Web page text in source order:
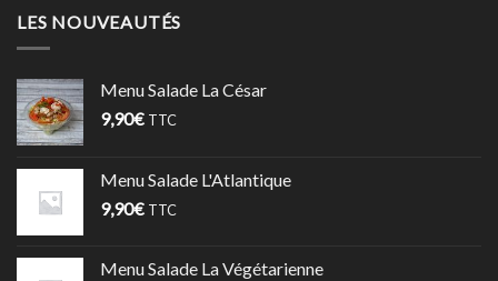
LES NOUVEAUTÉS
Menu Salade La César
9,90€ TTC
Menu Salade L'Atlantique
9,90€ TTC
Menu Salade La Végétarienne